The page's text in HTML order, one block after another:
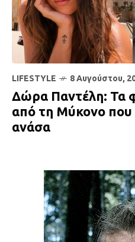
LIFESTYLE 8 Αυγούστου,
Δώρα Παντέλη: Τα
από τη Μύκονο που
ανάσα